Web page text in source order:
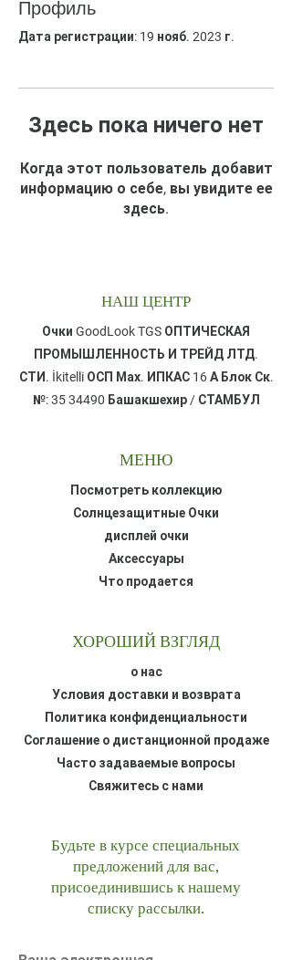
Профиль
Дата регистрации: 19 нояб. 2023 г.
Здесь пока ничего нет
Когда этот пользователь добавит
информацию о себе, вы увидите ее
здесь.
НАШ ЦЕНТР
Очки GoodLook TGS ОПТИЧЕСКАЯ
ПРОМЫШЛЕННОСТЬ И ТРЕЙД ЛТД.
СТИ. ​İkitelli ОСП Мах. ИПКАС 16 А Блок Ск.
№: 35 ​34490 Башакшехир / СТАМБУЛ
МЕНЮ
Посмотреть коллекцию
Солнцезащитные Очки
дисплей очки
Аксессуары
Что продается
ХОРОШИЙ ВЗГЛЯД
о нас
Условия доставки и возврата
Политика конфиденциальности
Соглашение о дистанционной продаже
Часто задаваемые вопросы
Свяжитесь с нами
Будьте в курсе специальных
предложений для вас,
присоединившись к нашему
списку рассылки.